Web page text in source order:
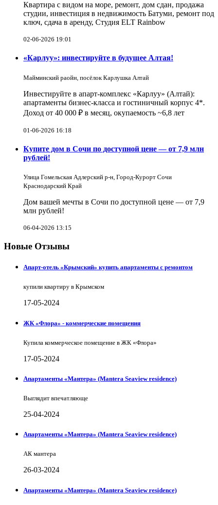
Квартира с видом на море, ремонт, дом сдан, продажа
студии, инвестиция в недвижимость Батуми, ремонт под
ключ, сдача в аренду, Студия ELT Rainbow
02-06-2026 19:01
«Карлуу»: инвестируйте в будущее Алтая!
Майминский раойн, посёлок Карлушка Алтай
Инвестируйте в апарт-комплекс «Карлуу» (Алтай):
апартаменты бизнес-класса и гостиничный корпус 4*.
Доход от 40 000 ₽ в месяц, окупаемость ~6,8 лет
01-06-2026 16:18
Купите дом в Сочи по доступной цене — от 7,9 млн
рублей!
Улица Гомельская Адлерский р-н, Город-Курорт Сочи
Краснодарский Край
Дом вашей мечты в Сочи по доступной цене — от 7,9
млн рублей!
06-04-2026 13:15
Новые Отзывы
Апарт-отель «Крымский» купить апартаменты с ремонтом
купили квартиру в Крымском
17-05-2024
ЖК «Флора» - коммерческие помещения
Купила коммерческое помещение в ЖК «Флора»
17-05-2024
Апартаменты «Мантера» (Mantera Seaview rеsidence)
Выглядит впечатляюще
25-04-2024
Апартаменты «Мантера» (Mantera Seaview rеsidence)
АК мантера
26-03-2024
Апартаменты «Мантера» (Mantera Seaview rеsidence)